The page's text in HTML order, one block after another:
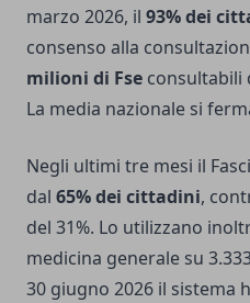
marzo 2026, il 93% dei
consenso alla
milioni di Fse consultabili
La media nazionale si
Negli ultimi tre mesi il
dal 65% dei cittadini,
del 31%. Lo utilizzano
medicina generale su
30 giugno 2026 il sistema